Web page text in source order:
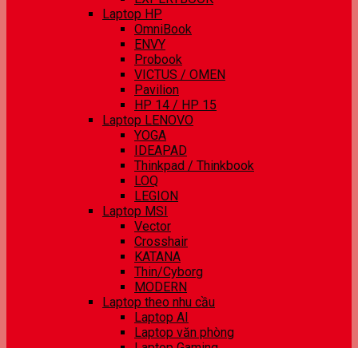
Laptop HP
OmniBook
ENVY
Probook
VICTUS / OMEN
Pavilion
HP 14 / HP 15
Laptop LENOVO
YOGA
IDEAPAD
Thinkpad / Thinkbook
LOQ
LEGION
Laptop MSI
Vector
Crosshair
KATANA
Thin/Cyborg
MODERN
Laptop theo nhu cầu
Laptop AI
Laptop văn phòng